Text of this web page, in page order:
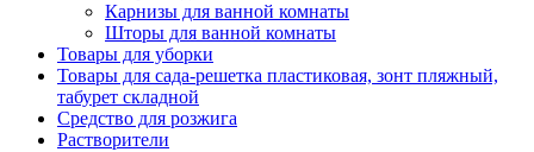
Карнизы для ванной комнаты
Шторы для ванной комнаты
Товары для уборки
Товары для сада-решетка пластиковая, зонт пляжный,
табурет складной
Средство для розжига
Растворители